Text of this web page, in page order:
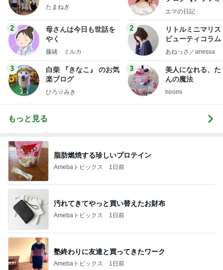
たまねぎ
2
母さんは今日も世話を
やく
藤緒 ミルカ
3
白柴 『きなこ』 のお気
楽ブログ
ひろ☆みき
社売却セカンドラ
エマの日記
2
リトルミニマリス
ビューティコラ
little
あねっさ／anessa
3
美人になれる、た
んの魔法
hiromi
もっと見る
脂肪燃焼する珍しいプロテイン
Amebaトピックス 1日前
汚れてきてやっと買い替えたお財布
Amebaトピックス 1日前
塾終わりに友達と買ってきたワーク
Amebaトピックス 1日前